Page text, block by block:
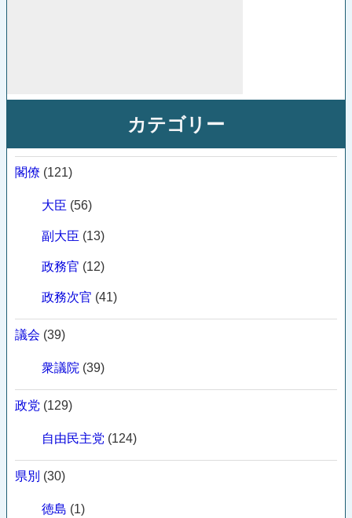
カテゴリー
閣僚 (121)
大臣 (56)
副大臣 (13)
政務官 (12)
政務次官 (41)
議会 (39)
衆議院 (39)
政党 (129)
自由民主党 (124)
県別 (30)
徳島 (1)